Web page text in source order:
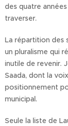
des quatre
traverser.
La répartition des
un pluralisme qui
inutile de revenir.
Saada, dont la
positionnement
municipal.
Seule la liste de